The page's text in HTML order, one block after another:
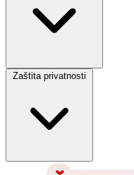
Zaštita privatnosti